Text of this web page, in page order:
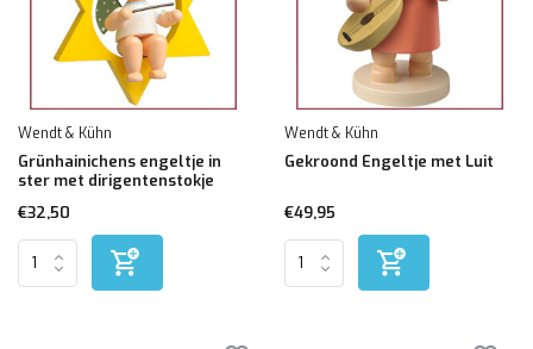
Wendt & Kühn
Grünhainichens engeltje in
ster met dirigentenstokje
€32,50
Wendt & Kühn
Gekroond Engeltje met Luit
€49,95